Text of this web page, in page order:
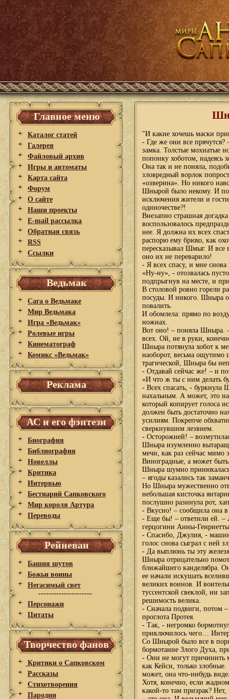
Главное меню
Каталог статей
Галерея
Файловый архив
Игры и автоматы
Карта сайта
Форум
О сайте
Наши проекты
E-mail рассылка
Обратная связь
RSS
Ссылки
Ведьмак
Сага о Ведьмаке
Мир Ведьмака
Игра «Ведьмак»
Ролевые игры
Кинематограф
Комикс «Ведьмак»
Реклама
АС и его фэнтези
Биография
Библиография
Новеллы
Критика
Интервью
Бестиарий Сапковского
Мир короля Артура
Переводы
Рейневан
Башня шутов
Божьи воины
Негасимый свет
---------------------
Персонажи
Цитаты
Творчество фанов
Критики о Сапковском
Рассказы
Стихотворения
Пародии
"И какие хочешь маски
- Где же они все
замка. Толстые мохнатые
попонку хоботом, надеясь
Она так и не поняла,
зловредный ворлок
«озверина». Но никого
Шнырой было некому. И
исключения жители и
одиночестве?!
Внезапно страшная
воспользовалось
нее. Я должна их всех
распорю ему брюхо, как
пересказывал Шмыг. И все
оно их не переварило!
- Я всех спасу, и мне
«Ну-ну», - отозвалась
подпрыгнув на месте, и
В столовой ровно горели
посуды. И никого. Шныра
повалить.
И обомлела: прямо по
ножнах.
Вот оно! – поняла Шныра. –
всех. Ой, не в руки,
Шныра потянула хобот к
наоборот, весьма ощутимо
трагической, Шныра бы
- Отдавай сейчас же! – и
«И что ж ты с ним делать
- Всех спасать, - буркнула
нахальным. А может, это
который копирует голоса
должен быть достаточно
усилиям. Покрепче
сверкнувшим лезвием.
- Осторожней! –
Шныра изумленно
мечи, как раз сейчас мимо
Виноградные, а может
Шныра шумно принюхалась
– ягоды казались так
Но Шныра мужественно
небольшая кисточка
послушно разинула рот,
- Вкусно! – сообщила она в
- Еще бы! – ответили ей. –
герцогини Анны-
- Спасибо, Джулия, -
голос снова сыграл с ней
- Да выплюнь ты эту
Шныра отрицательно
ближайшего канделябра.
ее начали искушать
великих воинов. И
туссентской свеклой, ни
решимость велика.
- Сначала подвиги, потом
проглота Протея.
- Так, - негромко
приключилось чего…
Со Шнырой было все в
бормотание Злого Духа,
- Они не могут причинить
как Кейси, только
может, она что-нибудь
Хотя, конечно, если
какой-то там призрак?